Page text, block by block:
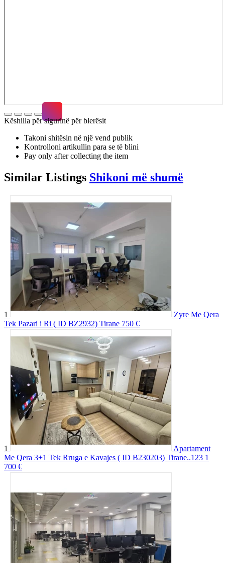
Këshilla për sigurinë për blerësit
Takoni shitësin në një vend publik
Kontrolloni artikullin para se të blini
Pay only after collecting the item
Similar Listings Shikoni më shumë
1
Zyre Me Qera
Tek Pazari i Ri ( ID BZ2932) Tirane 750 €
1
Apartament
Me Qera 3+1 Tek Rruga e Kavajes ( ID B230203) Tirane..123 1
700 €